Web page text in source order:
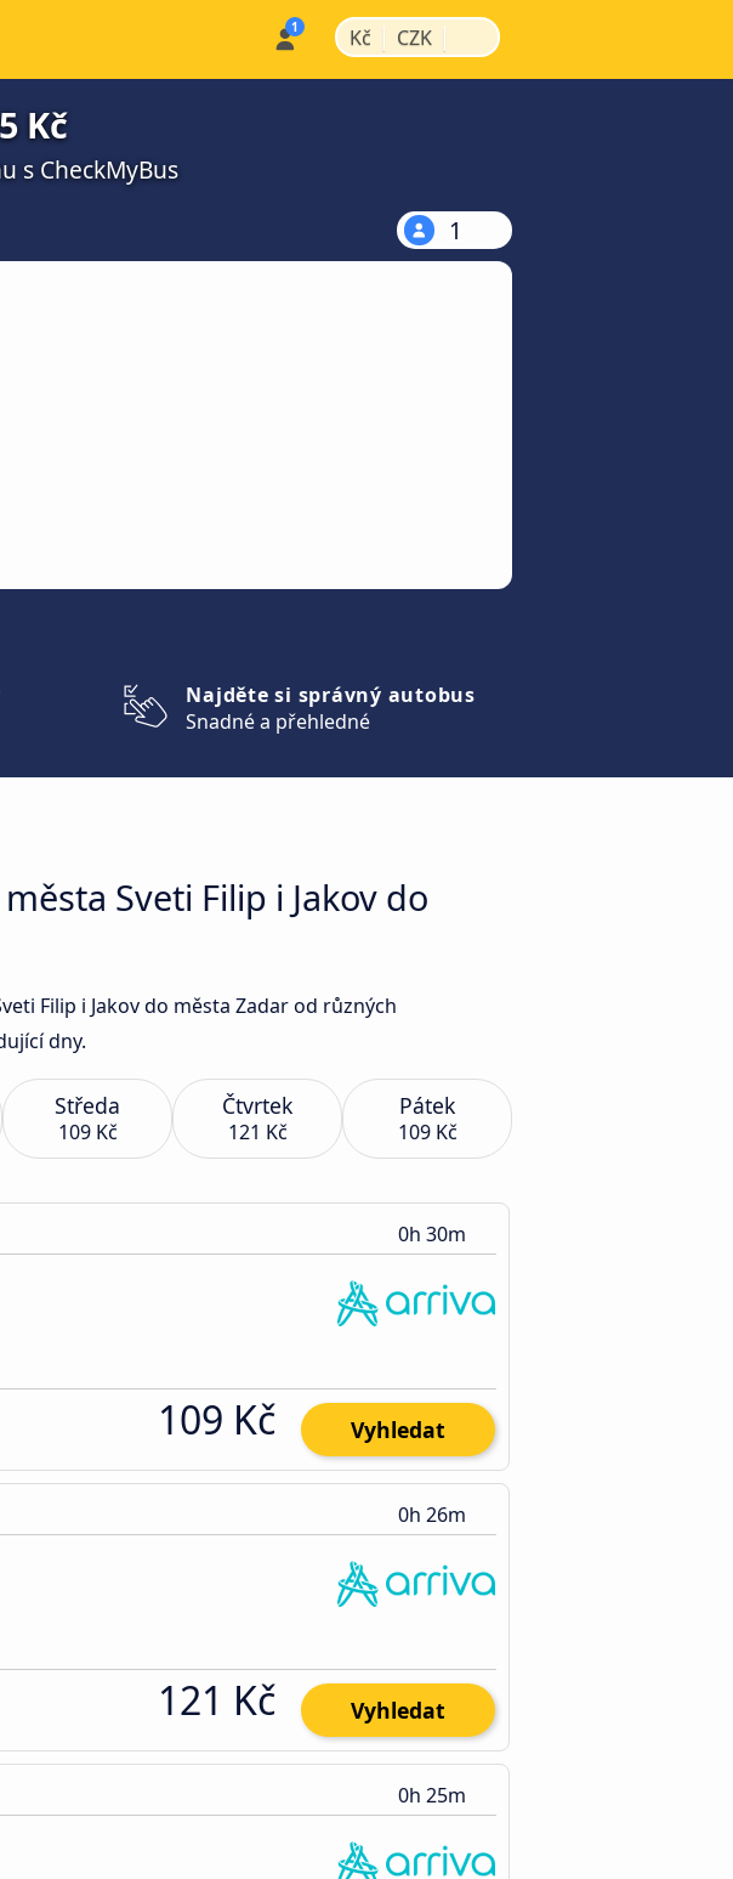
Kč | CZK |
Kč
s CheckMyBus
1
Najděte si správný autobus
Snadné a přehledné
Sveti Filip i Jakov do
Filip i Jakov do města Zadar od různých
dny.
Středa
109 Kč
Čtvrtek
121 Kč
Pátek
109 Kč
0h 30m
109 Kč Vyhledat
0h 26m
121 Kč Vyhledat
0h 25m